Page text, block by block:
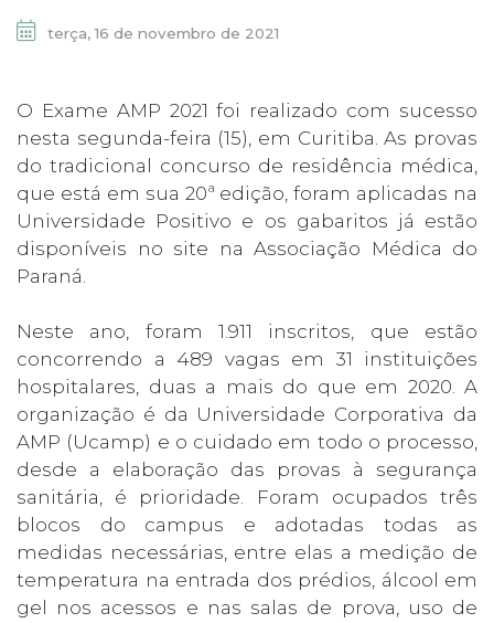
terça, 16 de novembro de 2021
O Exame AMP 2021 foi realizado com sucesso
nesta segunda-feira (15), em Curitiba. As provas
do tradicional concurso de residência médica,
que está em sua 20ª edição, foram aplicadas na
Universidade Positivo e os gabaritos já estão
disponíveis no site na Associação Médica do
Paraná.
Neste ano, foram 1.911 inscritos, que estão
concorrendo a 489 vagas em 31 instituições
hospitalares, duas a mais do que em 2020. A
organização é da Universidade Corporativa da
AMP (Ucamp) e o cuidado em todo o processo,
desde a elaboração das provas à segurança
sanitária, é prioridade. Foram ocupados três
blocos do campus e adotadas todas as
medidas necessárias, entre elas a medição de
temperatura na entrada dos prédios, álcool em
gel nos acessos e nas salas de prova, uso de